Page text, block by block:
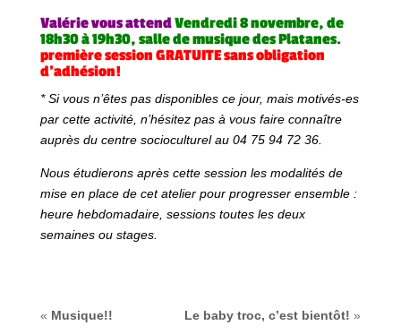
Valérie vous attendVendredi 8 novembre, de
18h30 à 19h30, salle de musique des Platanes.
première session GRATUITE sans obligation
d’adhésion!
* Si vous n’êtes pas disponibles ce jour, mais motivés-es
par cette activité, n’hésitez pas à vous faire connaître
auprès du centre socioculturel au 04 75 94 72 36.
Nous étudierons après cette session les modalités de
mise en place de cet atelier pour progresser ensemble :
heure hebdomadaire, sessions toutes les deux
semaines ou stages.
« Musique!! Le baby troc, c’est bientôt! »